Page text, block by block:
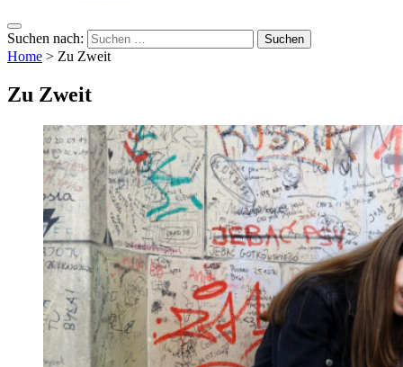
Suchen nach:
Home > Zu Zweit
Zu Zweit